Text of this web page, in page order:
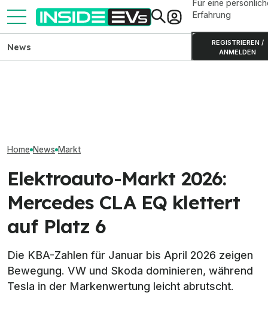
Für eine
Erfahrung
REGISTRIEREN /
ANMELDEN
News
Home News Markt
Elektroauto-Markt 2026:
Mercedes CLA EQ klettert
auf Platz 6
Die KBA-Zahlen für Januar bis April 2026 zeigen
Bewegung. VW und Skoda dominieren, während
Tesla in der Markenwertung leicht abrutscht.